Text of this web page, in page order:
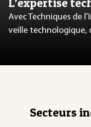
Avec Techniques de
veille technologique,
Secteurs